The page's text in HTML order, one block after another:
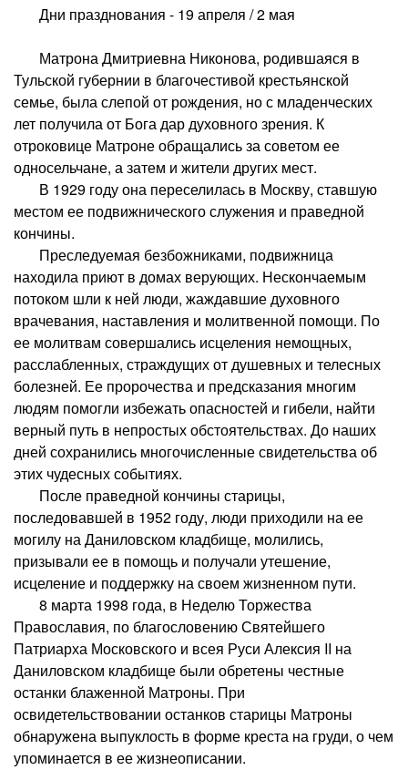
Дни празднования - 19 апреля / 2 мая
Матрона Дмитриевна Никонова, родившаяся в
Тульской губернии в благочестивой крестьянской
семье, была слепой от рождения, но с младенческих
лет получила от Бога дар духовного зрения. К
отроковице Матроне обращались за советом ее
односельчане, а затем и жители других мест.
В 1929 году она переселилась в Москву, ставшую
местом ее подвижнического служения и праведной
кончины.
Преследуемая безбожниками, подвижница
находила приют в домах верующих. Нескончаемым
потоком шли к ней люди, жаждавшие духовного
врачевания, наставления и молитвенной помощи. По
ее молитвам совершались исцеления немощных,
расслабленных, страждущих от душевных и телесных
болезней. Ее пророчества и предсказания многим
людям помогли избежать опасностей и гибели, найти
верный путь в непростых обстоятельствах. До наших
дней сохранились многочисленные свидетельства об
этих чудесных событиях.
После праведной кончины старицы,
последовавшей в 1952 году, люди приходили на ее
могилу на Даниловском кладбище, молились,
призывали ее в помощь и получали утешение,
исцеление и поддержку на своем жизненном пути.
8 марта 1998 года, в Неделю Торжества
Православия, по благословению Святейшего
Патриарха Московского и всея Руси Алексия II на
Даниловском кладбище были обретены честные
останки блаженной Матроны. При
освидетельствовании останков старицы Матроны
обнаружена выпуклость в форме креста на груди, о чем
упоминается в ее жизнеописании.